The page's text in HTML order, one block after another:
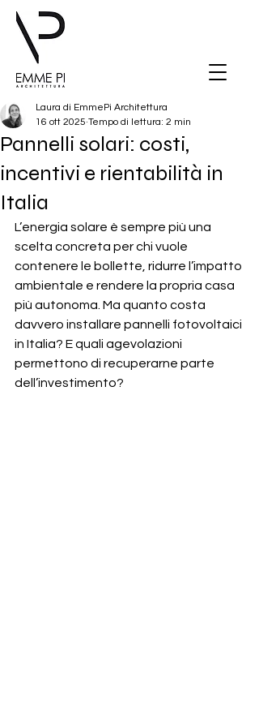
Pannelli solari: costi,
incentivi e rientabilità in
Italia
Laura di EmmePi Architettura
16 ott 2025 Tempo di lettura: 2 min
L’energia solare è sempre più una
scelta concreta per chi vuole
contenere le bollette, ridurre l’impatto
ambientale e rendere la propria casa
più autonoma. Ma quanto costa
davvero installare pannelli fotovoltaici
in Italia? E quali agevolazioni
permettono di recuperarne parte
dell’investimento?